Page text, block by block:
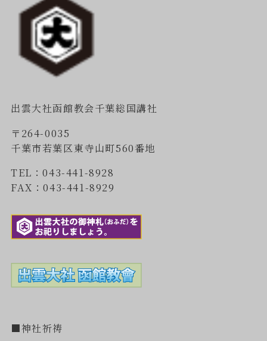
出雲大社函館教会千葉総国講社
〒264-0035
千葉市若葉区東寺山町560番地
TEL：043-441-8928
FAX：043-441-8929
■神社祈祷